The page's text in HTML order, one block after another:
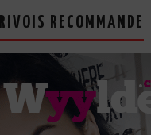
RECOMMANDE